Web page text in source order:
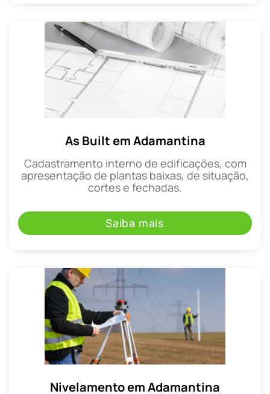
As Built em Adamantina
Cadastramento interno de edificações, com
apresentação de plantas baixas, de situação,
cortes e fechadas.
Saiba mais
Nivelamento em Adamantina